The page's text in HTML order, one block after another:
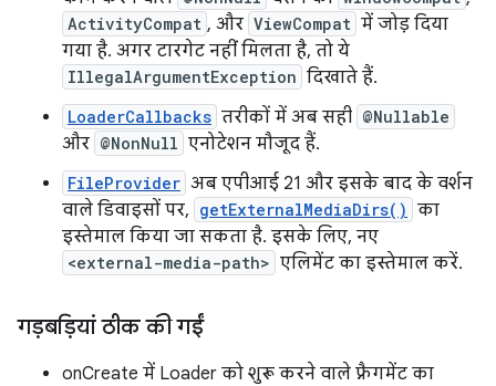
ActivityCompat , और ViewCompat में जोड़ दिया
गया है. अगर टारगेट नहीं मिलता है, तो ये
IllegalArgumentException दिखाते हैं.
LoaderCallbacks तरीकों में अब सही @Nullable
और @NonNull एनोटेशन मौजूद हैं.
FileProvider अब एपीआई 21 और इसके बाद के वर्शन
वाले डिवाइसों पर, getExternalMediaDirs() का
इस्तेमाल किया जा सकता है. इसके लिए, नए
<external-media-path> एलिमेंट का इस्तेमाल करें.
गड़बड़ियां ठीक की गईं
onCreate में Loader को शुरू करने वाले फ़्रैगमेंट का